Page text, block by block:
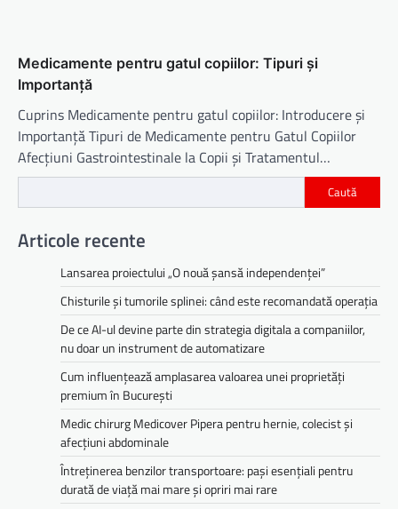
Medicamente pentru gatul copiilor: Tipuri și
Importanță
Cuprins Medicamente pentru gatul copiilor: Introducere și
Importanță Tipuri de Medicamente pentru Gatul Copiilor
Afecțiuni Gastrointestinale la Copii și Tratamentul…
Caută
Articole recente
Lansarea proiectului „O nouă șansă independenței”
Chisturile și tumorile splinei: când este recomandată operația
De ce AI-ul devine parte din strategia digitala a companiilor,
nu doar un instrument de automatizare
Cum influențează amplasarea valoarea unei proprietăți
premium în București
Medic chirurg Medicover Pipera pentru hernie, colecist și
afecțiuni abdominale
Întreținerea benzilor transportoare: pași esențiali pentru
durată de viață mai mare și opriri mai rare